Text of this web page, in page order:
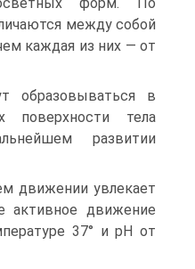
между собой
каждая из них — от
образовываться в
поверхности тела
развитии
движении увлекает
активное движение
37° и pH от